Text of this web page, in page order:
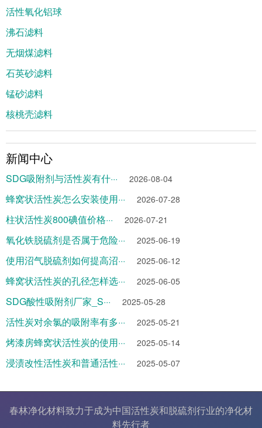
活性氧化铝球
沸石滤料
无烟煤滤料
石英砂滤料
锰砂滤料
核桃壳滤料
新闻中心
SDG吸附剂与活性炭有什··· 2026-08-04
蜂窝状活性炭怎么安装使用··· 2026-07-28
柱状活性炭800碘值价格··· 2026-07-21
氧化铁脱硫剂是否属于危险··· 2025-06-19
使用沼气脱硫剂如何提高沼··· 2025-06-12
蜂窝状活性炭的孔径怎样选··· 2025-06-05
SDG酸性吸附剂厂家_S··· 2025-05-28
活性炭对余氯的吸附率有多··· 2025-05-21
烤漆房蜂窝状活性炭的使用··· 2025-05-14
浸渍改性活性炭和普通活性··· 2025-05-07
春林净化材料致力于成为中国活性炭和脱硫剂行业的净化材
料先行者